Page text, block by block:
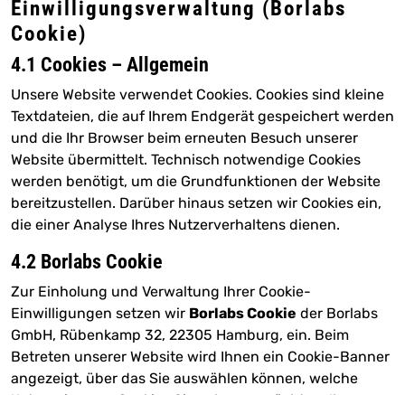
Einwilligungsverwaltung (Borlabs
Cookie)
4.1 Cookies – Allgemein
Unsere Website verwendet Cookies. Cookies sind kleine
Textdateien, die auf Ihrem Endgerät gespeichert werden
und die Ihr Browser beim erneuten Besuch unserer
Website übermittelt. Technisch notwendige Cookies
werden benötigt, um die Grundfunktionen der Website
bereitzustellen. Darüber hinaus setzen wir Cookies ein,
die einer Analyse Ihres Nutzerverhaltens dienen.
4.2 Borlabs Cookie
Zur Einholung und Verwaltung Ihrer Cookie-
Einwilligungen setzen wir Borlabs Cookie der Borlabs
GmbH, Rübenkamp 32, 22305 Hamburg, ein. Beim
Betreten unserer Website wird Ihnen ein Cookie-Banner
angezeigt, über das Sie auswählen können, welche